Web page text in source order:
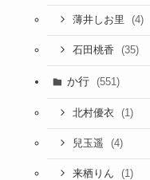
薄井しお里 (4)
石田桃香 (35)
か行 (551)
北村優衣 (1)
兒玉遥 (4)
来栖りん (1)